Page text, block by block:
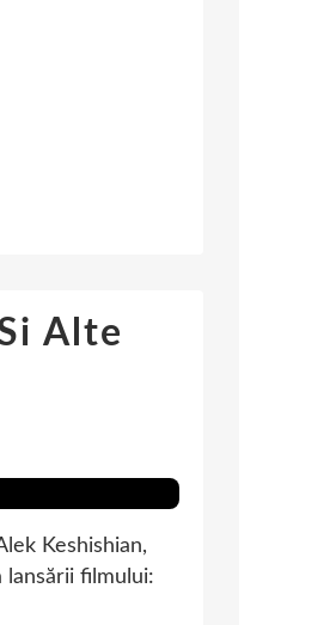
Alte
Keshishian,
lansării filmului: